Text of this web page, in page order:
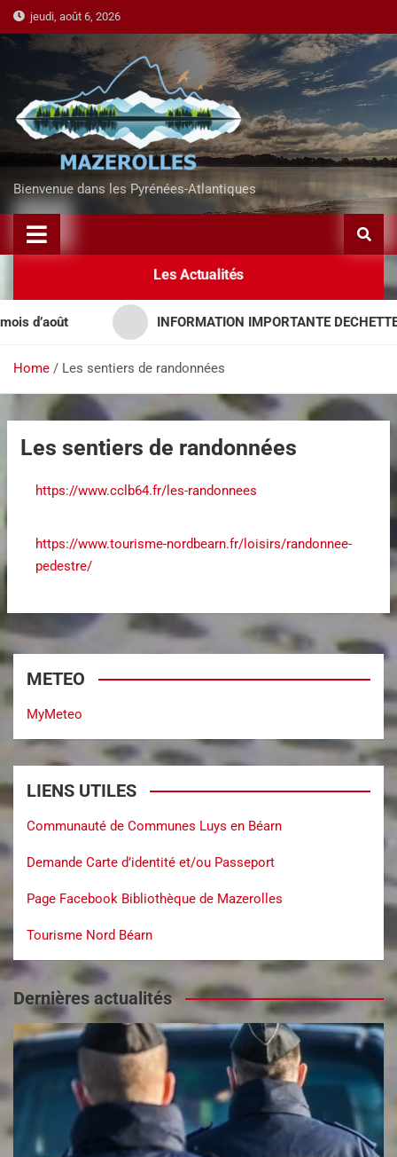
jeudi, août 6, 2026
Bienvenue dans les Pyrénées-Atlantiques
Les Actualités
INFORMATION IMPORTANTE
Home Les sentiers de randonnées
Les sentiers de randonnées
https://www.cclb64.fr/les-randonnees
https://www.tourisme-nordbearn.fr/loisirs/randonnee-
pedestre/
METEO
MyMeteo
LIENS UTILES
Communauté de Communes Luys en Béarn
Demande Carte d’identité et/ou Passeport
Page Facebook Bibliothèque de Mazerolles
Tourisme Nord Béarn
Dernières actualités